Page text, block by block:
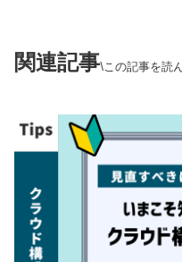
関連記事 この記事を読